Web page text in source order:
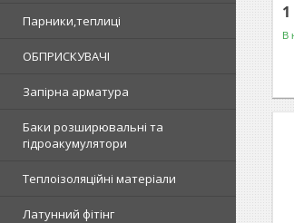
Парники,теплиці
ОБПРИСКУВАЧІ
Запірна арматура
Баки розширювальні та
гідроакумулятори
Теплоізоляційні матеріали
Латунний фітінг
В